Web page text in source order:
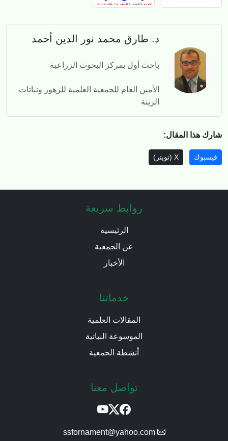
د. طارق محمد نور الدين أحمد
باحث أول بمركز البحوث الزراعية
الأمين العام للجمعية العلمية للزهور ونباتات
الزينة
شارك هذا المقال:
فيسبوك X (تويتر)
روابط سريعة
الرئيسية
عن الجمعية
الأخبار
خدماتنا
المقالات العلمية
الموسوعة النباتية
أنشطة الجمعية
تواصل معنا
ssfornament@yahoo.com